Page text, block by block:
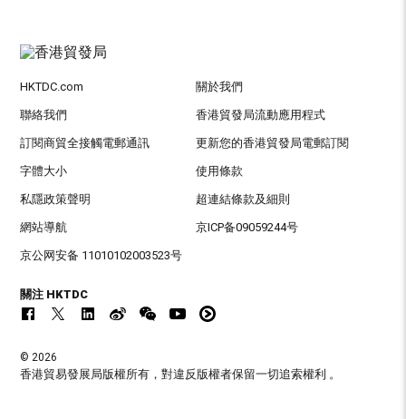
HKTDC.com 關於我們
聯絡我們 香港貿發局流動應用程式
訂閱商貿全接觸電郵通訊 更新您的香港貿發局電郵訂閱
字體大小 使用條款
私隱政策聲明 超連結條款及細則
網站導航 京ICP备09059244号
京公网安备 11010102003523号
關注 HKTDC
© 2026
香港貿易發展局版權所有，對違反版權者保留一切追索權利 。